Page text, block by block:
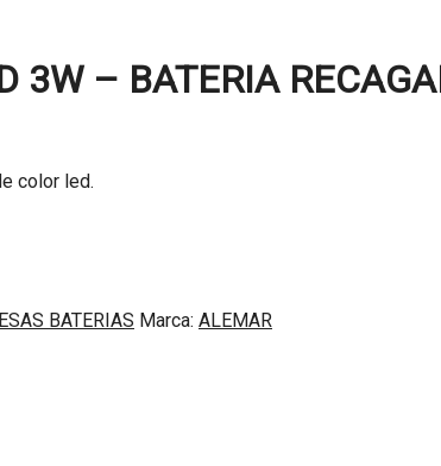
3W – BATERIA
color led.
BATERIAS Marca: ALEMAR